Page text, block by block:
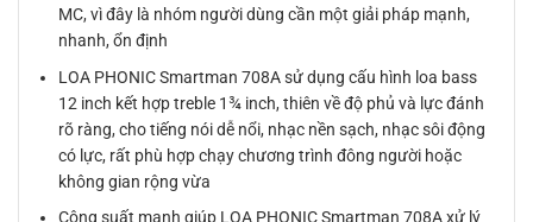
MC, vì đây là nhóm người dùng cần một giải pháp mạnh,
nhanh, ổn định
LOA PHONIC Smartman 708A sử dụng cấu hình loa bass
12 inch kết hợp treble 1¾ inch, thiên về độ phủ và lực đánh
rõ ràng, cho tiếng nói dễ nổi, nhạc nền sạch, nhạc sôi động
có lực, rất phù hợp chạy chương trình đông người hoặc
không gian rộng vừa
Công suất mạnh giúp LOA PHONIC Smartman 708A xử lý